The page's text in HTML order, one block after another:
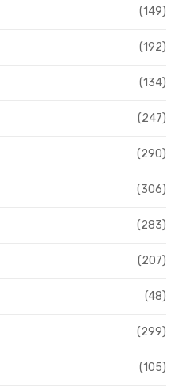
(149)
(192)
(134)
(247)
(290)
(306)
(283)
(207)
(48)
(299)
(105)